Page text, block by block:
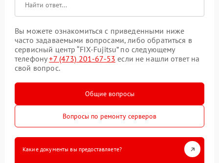
Вы можете ознакомиться с приведенными ниже
часто задаваемыми вопросами, либо обратиться в
сервисный центр “FIX-Fujitsu” по следующему
телефону+7 (473) 201-67-53 если не нашли ответ на
свой вопрос.
Общие вопросы
Вопросы по ремонту серверов
Какие документы вы предоставляете?